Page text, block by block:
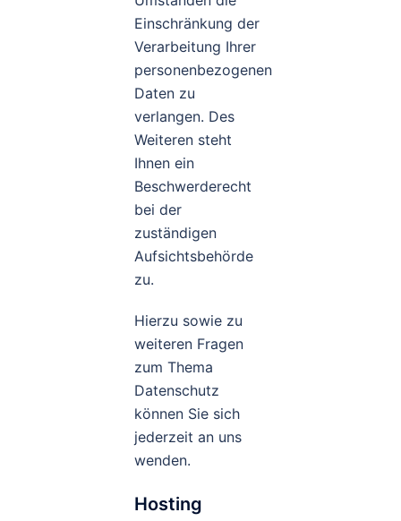
Einschränkung der
Verarbeitung Ihrer
personenbezogenen
Daten zu
verlangen. Des
Weiteren steht
Ihnen ein
Beschwerderecht
bei der
zuständigen
Aufsichtsbehörde
zu.
Hierzu sowie zu
weiteren Fragen
zum Thema
Datenschutz
können Sie sich
jederzeit an uns
wenden.
Hosting